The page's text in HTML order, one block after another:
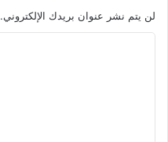
لن يتم نشر عنوان بريدك الإلكتروني.